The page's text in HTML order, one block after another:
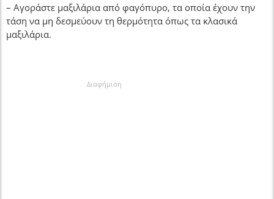
– Αγοράστε μαξιλάρια από φαγόπυρο, τα οποία έχουν την
τάση να μη δεσμεύουν τη θερμότητα όπως τα κλασικά
μαξιλάρια.
Διαφήμιση